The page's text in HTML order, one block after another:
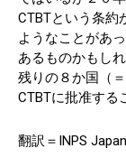
CTBTという条約
ようなことがあ
あるものかもし
残りの８か国（
CTBTに批准する
翻訳＝INPS Japan